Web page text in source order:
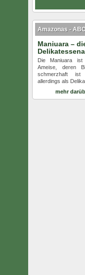
Amazonas -
Maniuara –
Die Maniuara
Ameise, deren
schmerzhaft
allerdings als
mehr